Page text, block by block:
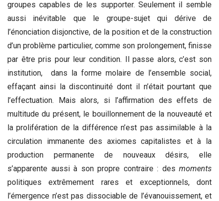
groupes capables de les supporter. Seulement il semble
aussi inévitable que le groupe-sujet qui dérive de
l’énonciation disjonctive, de la position et de la construction
d’un problème particulier, comme son prolongement, finisse
par être pris pour leur condition. Il passe alors, c’est son
institution, dans la forme molaire de l’ensemble social,
effaçant ainsi la discontinuité dont il n’était pourtant que
l’effectuation. Mais alors, si l’affirmation des effets de
multitude du présent, le bouillonnement de la nouveauté et
la prolifération de la différence n’est pas assimilable à la
circulation immanente des axiomes capitalistes et à la
production permanente de nouveaux désirs, elle
s’apparente aussi à son propre contraire : des moments
politiques extrêmement rares et exceptionnels, dont
l’émergence n’est pas dissociable de l’évanouissement, et